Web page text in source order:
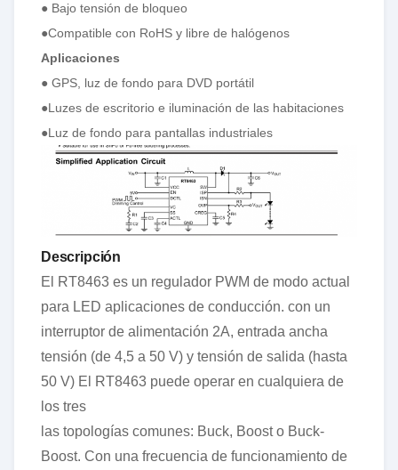
● Bajo tensión de bloqueo
●Compatible con RoHS y libre de halógenos
Aplicaciones
● GPS, luz de fondo para DVD portátil
●Luzes de escritorio e iluminación de las habitaciones
●Luz de fondo para pantallas industriales
Descripción
El RT8463 es un regulador PWM de modo actual
para LED aplicaciones de conducción. con un
interruptor de alimentación 2A, entrada ancha
tensión (de 4,5 a 50 V) y tensión de salida (hasta
50 V) El RT8463 puede operar en cualquiera de
los tres
las topologías comunes: Buck, Boost o Buck-
Boost. Con una frecuencia de funcionamiento de